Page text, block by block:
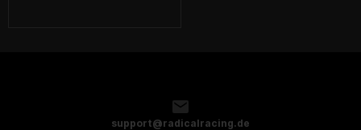
support@radicalracing.de